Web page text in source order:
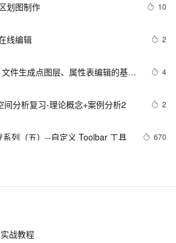
划图制作 10
线编辑 2
件生成点图层、属性表编辑的基本
4
间分析复习-理论概念+案例分析2 2
列（五）--自定义 Toolbar 工具 670
在地图画面上显示名称+ 点选图层
类进行查询要素属性、更改符号、
载后的获取
战教程